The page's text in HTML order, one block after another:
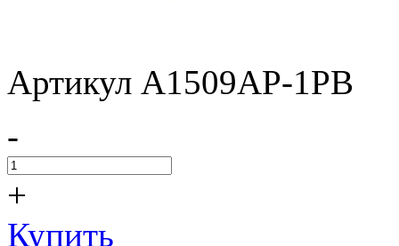
Артикул A1509AP-1PB
-
+
Купить